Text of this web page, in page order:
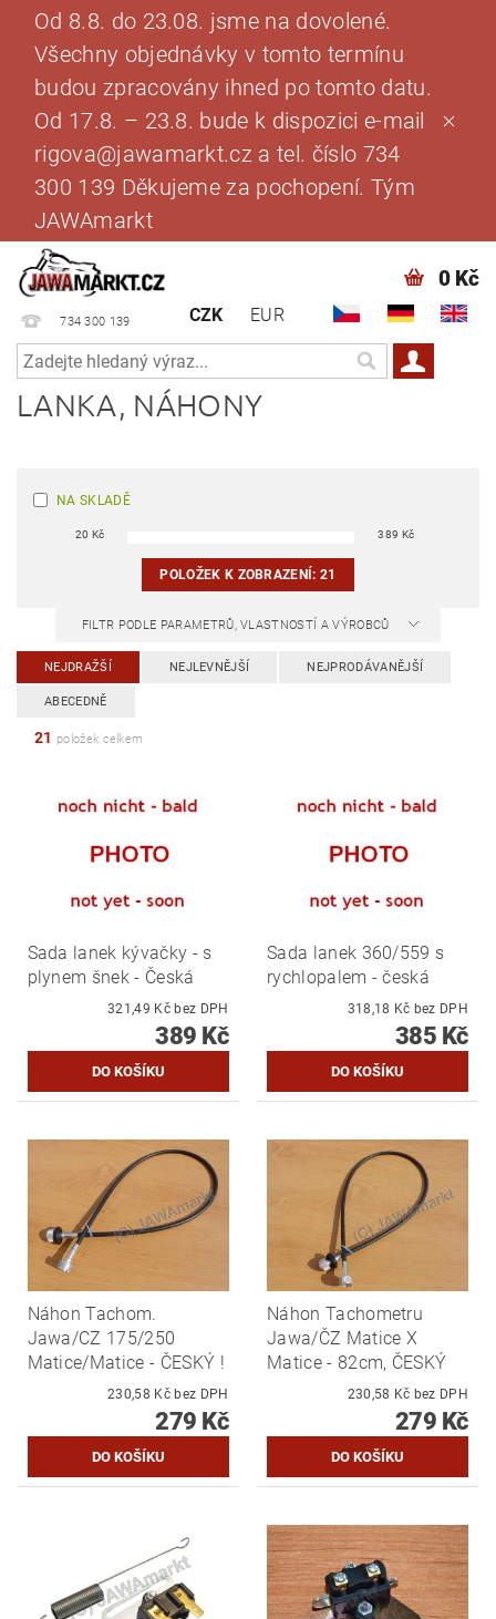
Od 8.8. do 23.08. jsme na dovolené.
Všechny objednávky v tomto termínu
budou zpracovány ihned po tomto datu.
Od 17.8. – 23.8. bude k dispozici e-mail
rigova@jawamarkt.cz a tel. číslo 734
300 139 Děkujeme za pochopení. Tým
JAWAmarkt
734 300 139 CZK EUR
0 Kč
LANKA, NÁHONY
NA SKLADĚ
20 Kč 389 Kč
POLOŽEK K ZOBRAZENÍ:21
FILTR PODLE PARAMETRŮ, VLASTNOSTÍ A VÝROBCŮ
NEJDRAŽŠÍ NEJLEVNĚJŠÍ NEJPRODÁVANĚJŠÍ
ABECEDNĚ
21 položek celkem
Sada lanek kývačky - s
plynem šnek - Česká
321,49 Kč bez DPH
389 Kč
Sada lanek 360/559 s
rychlopalem - česká
318,18 Kč bez DPH
385 Kč
Náhon Tachom.
Jawa/CZ 175/250
Matice/Matice - ČESKÝ !
230,58 Kč bez DPH
279 Kč
Náhon Tachometru
Jawa/ČZ Matice X
Matice - 82cm, ČESKÝ
230,58 Kč bez DPH
279 Kč